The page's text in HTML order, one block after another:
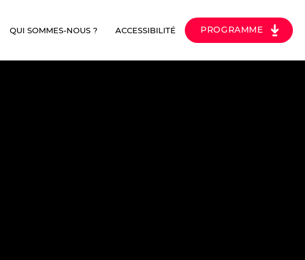
QUI SOMMES-NOUS ? ACCESSIBILITÉ PROGRAMME